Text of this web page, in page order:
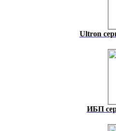
Ultron
ИБП